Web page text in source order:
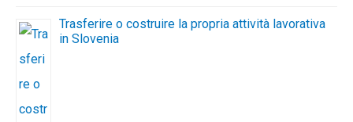
Trasferire o costruire la propria attività lavorativa
in Slovenia